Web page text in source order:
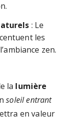
: Le
les
zen.
la lumière
soleil entrant
en valeur